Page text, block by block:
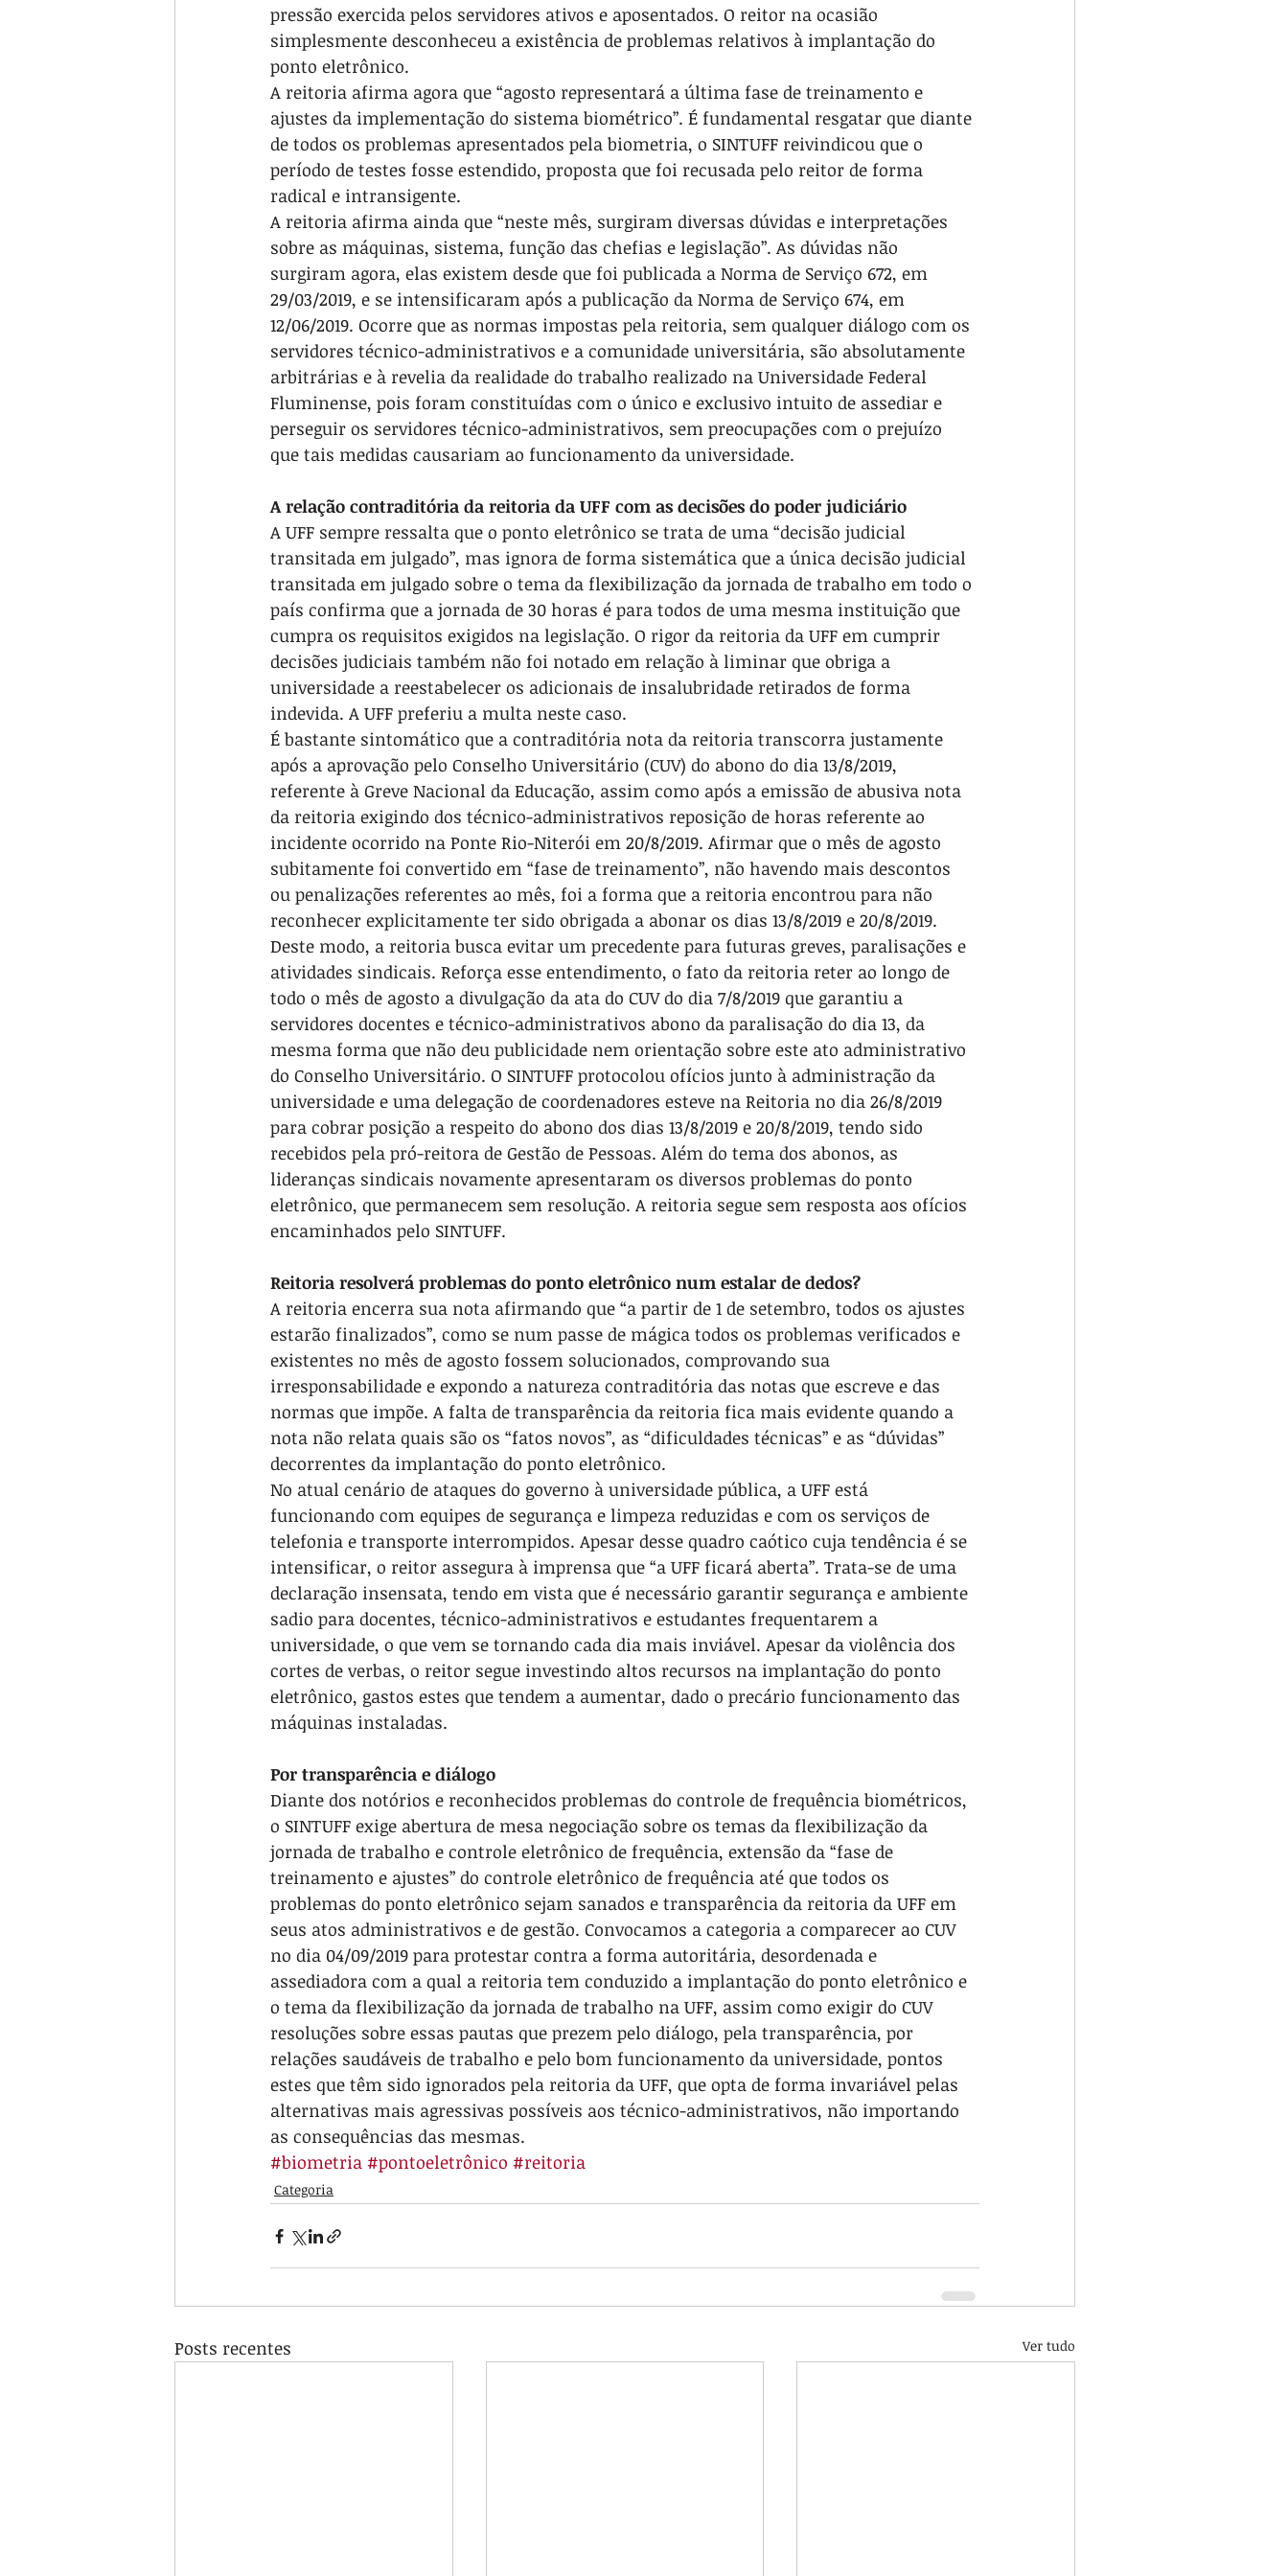
pressão exercida pelos servidores ativos e aposentados. O reitor na ocasião
simplesmente desconheceu a existência de problemas relativos à implantação do
ponto eletrônico.
A reitoria afirma agora que “agosto representará a última fase de treinamento e
ajustes da implementação do sistema biométrico”. É fundamental resgatar que diante
de todos os problemas apresentados pela biometria, o SINTUFF reivindicou que o
período de testes fosse estendido, proposta que foi recusada pelo reitor de forma
radical e intransigente.
A reitoria afirma ainda que “neste mês, surgiram diversas dúvidas e interpretações
sobre as máquinas, sistema, função das chefias e legislação”. As dúvidas não
surgiram agora, elas existem desde que foi publicada a Norma de Serviço 672, em
29/03/2019, e se intensificaram após a publicação da Norma de Serviço 674, em
12/06/2019. Ocorre que as normas impostas pela reitoria, sem qualquer diálogo com os
servidores técnico-administrativos e a comunidade universitária, são absolutamente
arbitrárias e à revelia da realidade do trabalho realizado na Universidade Federal
Fluminense, pois foram constituídas com o único e exclusivo intuito de assediar e
perseguir os servidores técnico-administrativos, sem preocupações com o prejuízo
que tais medidas causariam ao funcionamento da universidade.
A relação contraditória da reitoria da UFF com as decisões do poder judiciário
A UFF sempre ressalta que o ponto eletrônico se trata de uma “decisão judicial
transitada em julgado”, mas ignora de forma sistemática que a única decisão judicial
transitada em julgado sobre o tema da flexibilização da jornada de trabalho em todo o
país confirma que a jornada de 30 horas é para todos de uma mesma instituição que
cumpra os requisitos exigidos na legislação. O rigor da reitoria da UFF em cumprir
decisões judiciais também não foi notado em relação à liminar que obriga a
universidade a reestabelecer os adicionais de insalubridade retirados de forma
indevida. A UFF preferiu a multa neste caso.
É bastante sintomático que a contraditória nota da reitoria transcorra justamente
após a aprovação pelo Conselho Universitário (CUV) do abono do dia 13/8/2019,
referente à Greve Nacional da Educação, assim como após a emissão de abusiva nota
da reitoria exigindo dos técnico-administrativos reposição de horas referente ao
incidente ocorrido na Ponte Rio-Niterói em 20/8/2019. Afirmar que o mês de agosto
subitamente foi convertido em “fase de treinamento”, não havendo mais descontos
ou penalizações referentes ao mês, foi a forma que a reitoria encontrou para não
reconhecer explicitamente ter sido obrigada a abonar os dias 13/8/2019 e 20/8/2019.
Deste modo, a reitoria busca evitar um precedente para futuras greves, paralisações e
atividades sindicais. Reforça esse entendimento, o fato da reitoria reter ao longo de
todo o mês de agosto a divulgação da ata do CUV do dia 7/8/2019 que garantiu a
servidores docentes e técnico-administrativos abono da paralisação do dia 13, da
mesma forma que não deu publicidade nem orientação sobre este ato administrativo
do Conselho Universitário. O SINTUFF protocolou ofícios junto à administração da
universidade e uma delegação de coordenadores esteve na Reitoria no dia 26/8/2019
para cobrar posição a respeito do abono dos dias 13/8/2019 e 20/8/2019, tendo sido
recebidos pela pró-reitora de Gestão de Pessoas. Além do tema dos abonos, as
lideranças sindicais novamente apresentaram os diversos problemas do ponto
eletrônico, que permanecem sem resolução. A reitoria segue sem resposta aos ofícios
encaminhados pelo SINTUFF.
Reitoria resolverá problemas do ponto eletrônico num estalar de dedos?
A reitoria encerra sua nota afirmando que “a partir de 1 de setembro, todos os ajustes
estarão finalizados”, como se num passe de mágica todos os problemas verificados e
existentes no mês de agosto fossem solucionados, comprovando sua
irresponsabilidade e expondo a natureza contraditória das notas que escreve e das
normas que impõe. A falta de transparência da reitoria fica mais evidente quando a
nota não relata quais são os “fatos novos”, as “dificuldades técnicas” e as “dúvidas”
decorrentes da implantação do ponto eletrônico.
No atual cenário de ataques do governo à universidade pública, a UFF está
funcionando com equipes de segurança e limpeza reduzidas e com os serviços de
telefonia e transporte interrompidos. Apesar desse quadro caótico cuja tendência é se
intensificar, o reitor assegura à imprensa que “a UFF ficará aberta”. Trata-se de uma
declaração insensata, tendo em vista que é necessário garantir segurança e ambiente
sadio para docentes, técnico-administrativos e estudantes frequentarem a
universidade, o que vem se tornando cada dia mais inviável. Apesar da violência dos
cortes de verbas, o reitor segue investindo altos recursos na implantação do ponto
eletrônico, gastos estes que tendem a aumentar, dado o precário funcionamento das
máquinas instaladas.
Por transparência e diálogo
Diante dos notórios e reconhecidos problemas do controle de frequência biométricos,
o SINTUFF exige abertura de mesa negociação sobre os temas da flexibilização da
jornada de trabalho e controle eletrônico de frequência, extensão da “fase de
treinamento e ajustes” do controle eletrônico de frequência até que todos os
problemas do ponto eletrônico sejam sanados e transparência da reitoria da UFF em
seus atos administrativos e de gestão. Convocamos a categoria a comparecer ao CUV
no dia 04/09/2019 para protestar contra a forma autoritária, desordenada e
assediadora com a qual a reitoria tem conduzido a implantação do ponto eletrônico e
o tema da flexibilização da jornada de trabalho na UFF, assim como exigir do CUV
resoluções sobre essas pautas que prezem pelo diálogo, pela transparência, por
relações saudáveis de trabalho e pelo bom funcionamento da universidade, pontos
estes que têm sido ignorados pela reitoria da UFF, que opta de forma invariável pelas
alternativas mais agressivas possíveis aos técnico-administrativos, não importando
as consequências das mesmas.
#biometria #pontoeletrônico #reitoria
Categoria
Posts recentes Ver tudo